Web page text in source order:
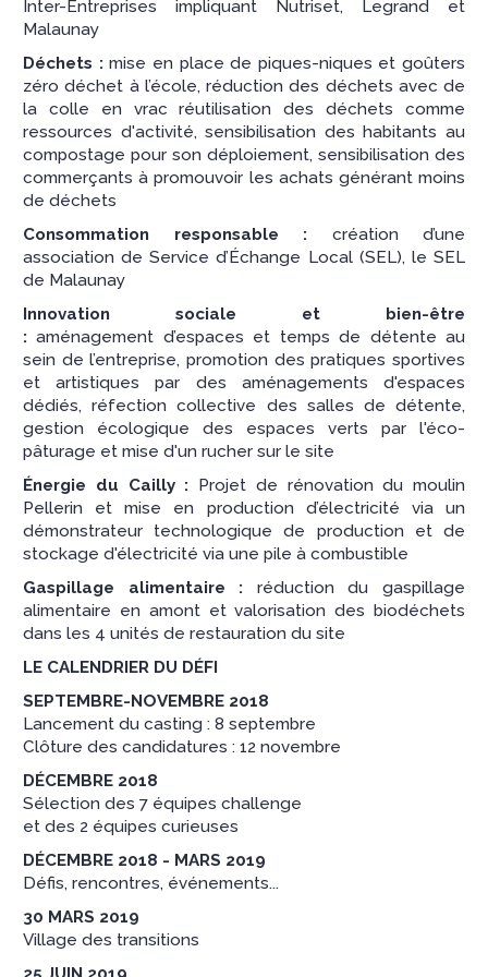
Inter-Entreprises impliquant Nutriset, Legrand et
Malaunay
Déchets : mise en place de piques-niques et goûters
zéro déchet à l’école, réduction des déchets avec de
la colle en vrac réutilisation des déchets comme
ressources d'activité, sensibilisation des habitants au
compostage pour son déploiement, sensibilisation des
commerçants à promouvoir les achats générant moins
de déchets
Consommation responsable : création d’une
association de Service d’Échange Local (SEL), le SEL
de Malaunay
Innovation sociale et bien-être
: aménagement d’espaces et temps de détente au
sein de l’entreprise, promotion des pratiques sportives
et artistiques par des aménagements d'espaces
dédiés, réfection collective des salles de détente,
gestion écologique des espaces verts par l'éco-
pâturage et mise d'un rucher sur le site
Énergie du Cailly : Projet de rénovation du moulin
Pellerin et mise en production d’électricité via un
démonstrateur technologique de production et de
stockage d'électricité via une pile à combustible
Gaspillage alimentaire : réduction du gaspillage
alimentaire en amont et valorisation des biodéchets
dans les 4 unités de restauration du site
LE CALENDRIER DU DÉFI
SEPTEMBRE-NOVEMBRE 2018
Lancement du casting : 8 septembre
Clôture des candidatures : 12 novembre
DÉCEMBRE 2018
Sélection des 7 équipes challenge
et des 2 équipes curieuses
DÉCEMBRE 2018 - MARS 2019
Défis, rencontres, événements...
30 MARS 2019
Village des transitions